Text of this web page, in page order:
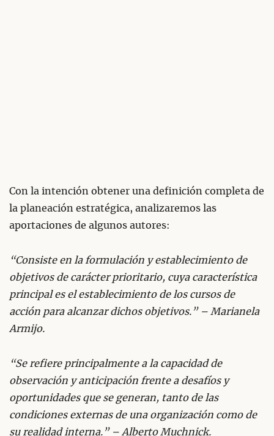
Con la intención obtener una definición completa de
la planeación estratégica, analizaremos las
aportaciones de algunos autores:
“Consiste en la formulación y establecimiento de
objetivos de carácter prioritario, cuya característica
principal es el establecimiento de los cursos de
acción para alcanzar dichos objetivos.” – Marianela
Armijo.
“Se refiere principalmente a la capacidad de
observación y anticipación frente a desafíos y
oportunidades que se generan, tanto de las
condiciones externas de una organización como de
su realidad interna.” – Alberto Muchnick.